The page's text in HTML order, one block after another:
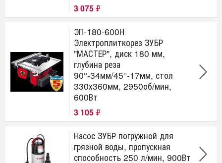
3 075 ₽
ЭП-180-600Н
Электроплиткорез ЗУБР
"МАСТЕР", диск 180 мм,
глубина реза
90°-34мм/45°-17мм, стол
330х360мм, 2950об/мин,
600Вт
3 105 ₽
Насос ЗУБР погружной для
грязной воды, пропускная
способность 250 л/мин, 900Вт